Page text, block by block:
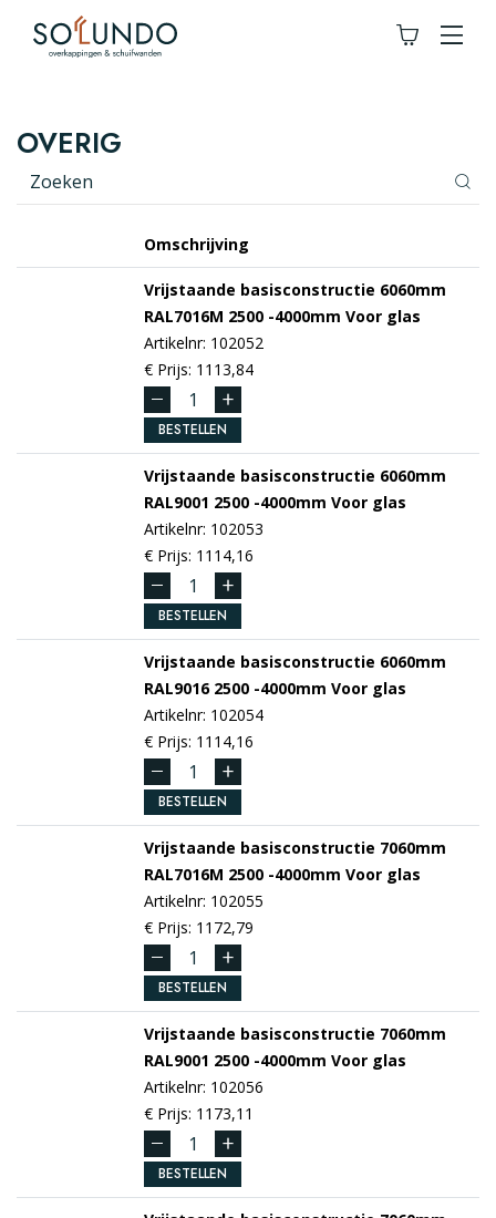
OVERIG
Omschrijving
Vrijstaande basisconstructie 6060mm
RAL7016M 2500 -4000mm Voor glas
Artikelnr: 102052
€ Prijs: 1113,84
BESTELLEN
Vrijstaande basisconstructie 6060mm
RAL9001 2500 -4000mm Voor glas
Artikelnr: 102053
€ Prijs: 1114,16
BESTELLEN
Vrijstaande basisconstructie 6060mm
RAL90162500 -4000mm Voor glas
Artikelnr: 102054
€ Prijs: 1114,16
BESTELLEN
Vrijstaande basisconstructie 7060mm
RAL7016M 2500 -4000mm Voor glas
Artikelnr: 102055
€ Prijs: 1172,79
BESTELLEN
Vrijstaande basisconstructie 7060mm
RAL9001 2500 -4000mm Voor glas
Artikelnr: 102056
€ Prijs: 1173,11
BESTELLEN